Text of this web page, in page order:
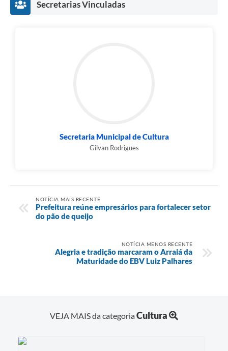
Secretarias Vinculadas
Secretaria Municipal de Cultura
Gilvan Rodrigues
NOTÍCIA MAIS RECENTE
Prefeitura reúne empresários para fortalecer setor
do pão de queijo
NOTÍCIA MENOS RECENTE
Alegria e tradição marcaram o Arraiá da
Maturidade do EBV Luiz Palhares
VEJA MAIS da categoriaCultura